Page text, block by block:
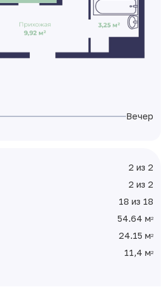
Вечер
2 из 2
2 из 2
18 из 18
54.64 м2
24.15 м2
11,4 м2